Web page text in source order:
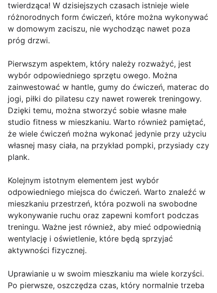
twierdząca! W dzisiejszych czasach istnieje wiele
różnorodnych form ćwiczeń, które można wykonywać
w domowym zaciszu, nie wychodząc nawet poza
próg drzwi.
Pierwszym aspektem, który należy rozważyć, jest
wybór odpowiedniego sprzętu owego. Można
zainwestować w hantle, gumy do ćwiczeń, materac do
jogi, piłki do pilatesu czy nawet rowerek treningowy.
Dzięki temu, można stworzyć sobie własne małe
studio fitness w mieszkaniu. Warto również pamiętać,
że wiele ćwiczeń można wykonać jedynie przy użyciu
własnej masy ciała, na przykład pompki, przysiady czy
plank.
Kolejnym istotnym elementem jest wybór
odpowiedniego miejsca do ćwiczeń. Warto znaleźć w
mieszkaniu przestrzeń, która pozwoli na swobodne
wykonywanie ruchu oraz zapewni komfort podczas
treningu. Ważne jest również, aby mieć odpowiednią
wentylację i oświetlenie, które będą sprzyjać
aktywności fizycznej.
Uprawianie u w swoim mieszkaniu ma wiele korzyści.
Po pierwsze, oszczędza czas, który normalnie trzeba